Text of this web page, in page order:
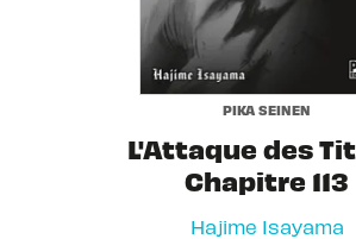
PIKA SEINEN
L'Attaque des
Chapitre 113
Hajime Isayama